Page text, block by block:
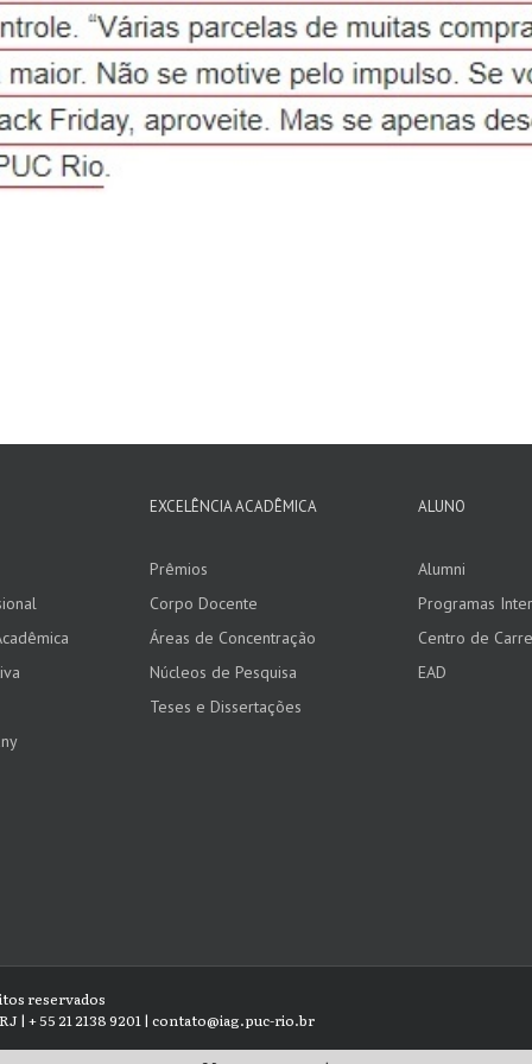
EXCELÊNCIA ACADÊMICA
Prêmios
Corpo Docente
Áreas de Concentração
Núcleos de Pesquisa
Teses e Dissertações
ALUNO
Alumni
Programas
Centro de
EAD
reservados
| + 55 21 2138 9201 | contato@iag.puc-rio.br